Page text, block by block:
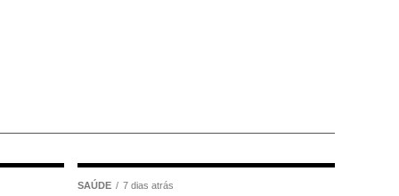
SAÚDE 7 dias atrás